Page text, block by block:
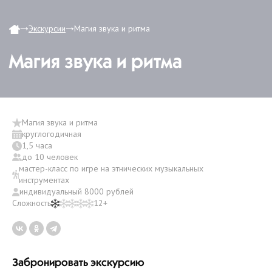
Экскурсии Магия звука и ритма
Магия звука и ритма
Магия звука и ритма
круглогодичная
1,5 часа
до 10 человек
мастер-класс по игре на этнических музыкальных
инструментах
индивидуальный 8000 рублей
Сложность
12+
Забронировать экскурсию